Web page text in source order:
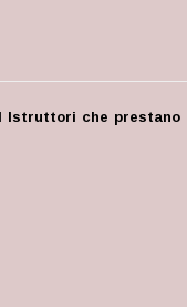
che prestano